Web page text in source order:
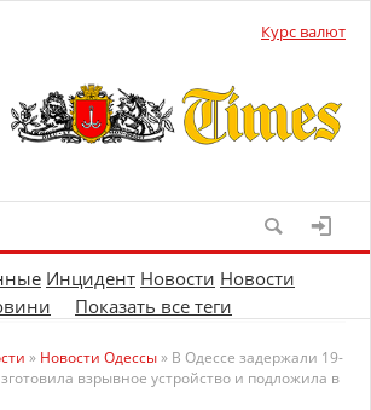
Курс валют
Инцидент Новости Новости
Показать все теги
» Новости Одессы» В Одессе задержали 19-
взрывное устройство и подложила в